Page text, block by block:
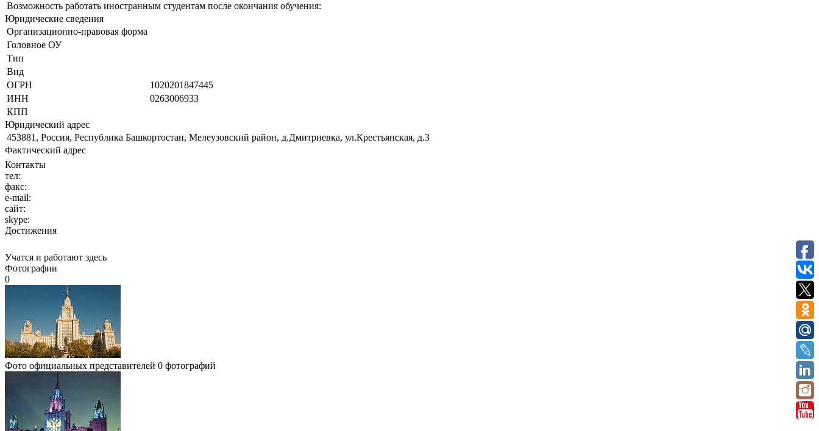
Возможность работать иностранным студентам после окончания обучения:
Юридические сведения
Организационно-правовая форма
Головное ОУ
Тип
Вид
ОГРН
1020201847445
ИНН
0263006933
КПП
Юридический адрес
453881, Россия, Республика Башкортостан, Мелеузовский район, д.Дмитриевка, ул.Крестьянская, д.3
Фактический адрес
Контакты
тел:
факс:
e-mail:
сайт:
skype:
Достижения
Учатся и работают здесь
Фотографии
0
Фото официальных представителей 0 фотографий